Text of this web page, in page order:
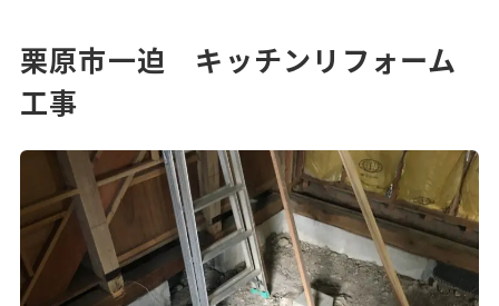
栗原市一迫 キッチンリフォーム
工事